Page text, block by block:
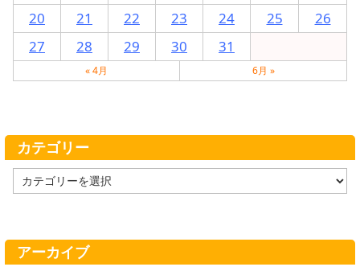
20
21 22 23 24 25
26
27
28 29 30 31
« 4月 6月 »
カテゴリー
テ
ー
アーカイブ